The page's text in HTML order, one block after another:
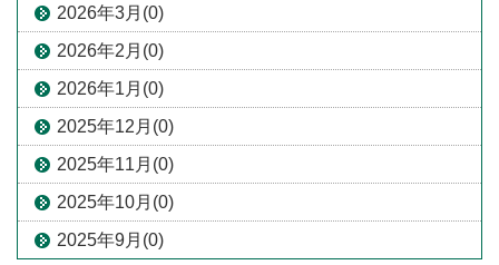
2026年3月(0)
2026年2月(0)
2026年1月(0)
2025年12月(0)
2025年11月(0)
2025年10月(0)
2025年9月(0)